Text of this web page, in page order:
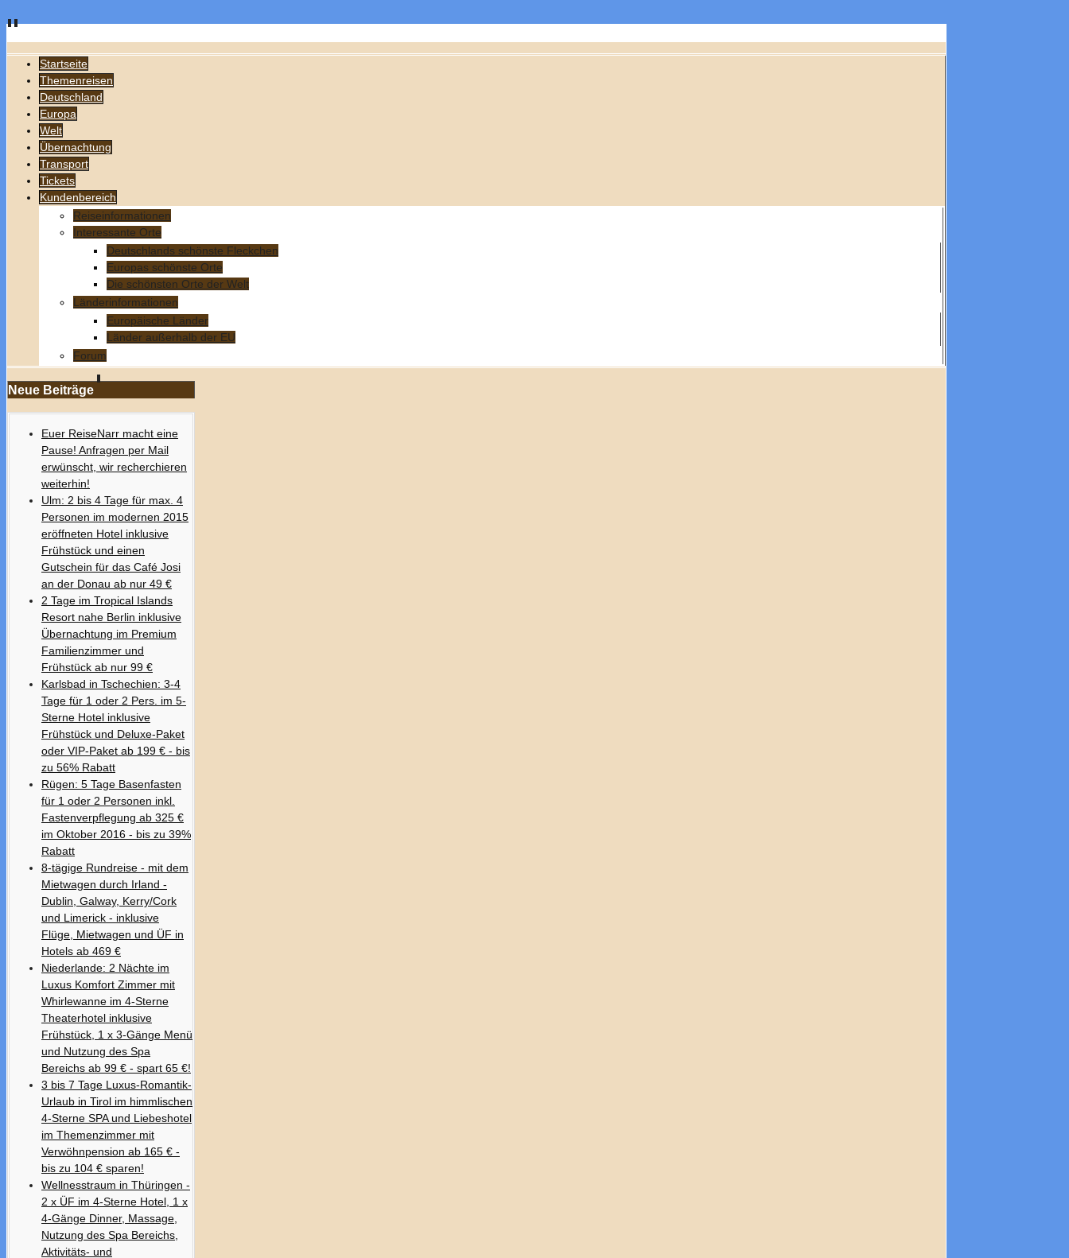
Startseite
Themenreisen
Deutschland
Europa
Welt
Übernachtung
Transport
Tickets
Kundenbereich
Reiseinformationen
Interessante Orte
Deutschlands schönste Fleckchen
Europas schönste Orte
Die schönsten Orte der Welt
Länderinformationen
Europäische Länder
Länder außerhalb der EU
Forum
Neue Beiträge
Euer ReiseNarr macht eine
Pause! Anfragen per Mail
erwünscht, wir recherchieren
weiterhin!
Ulm: 2 bis 4 Tage für max. 4
Personen im modernen 2015
eröffneten Hotel inklusive
Frühstück und einen
Gutschein für das Café Josi
an der Donau ab nur 49 €
2 Tage im Tropical Islands
Resort nahe Berlin inklusive
Übernachtung im Premium
Familienzimmer und
Frühstück ab nur 99 €
Karlsbad in Tschechien: 3-4
Tage für 1 oder 2 Pers. im 5-
Sterne Hotel inklusive
Frühstück und Deluxe-Paket
oder VIP-Paket ab 199 € - bis
zu 56% Rabatt
Rügen: 5 Tage Basenfasten
für 1 oder 2 Personen inkl.
Fastenverpflegung ab 325 €
im Oktober 2016 - bis zu 39%
Rabatt
8-tägige Rundreise - mit dem
Mietwagen durch Irland -
Dublin, Galway, Kerry/Cork
und Limerick - inklusive
Flüge, Mietwagen und ÜF in
Hotels ab 469 €
Niederlande: 2 Nächte im
Luxus Komfort Zimmer mit
Whirlewanne im 4-Sterne
Theaterhotel inklusive
Frühstück, 1 x 3-Gänge Menü
und Nutzung des Spa
Bereichs ab 99 € - spart 65 €!
3 bis 7 Tage Luxus-Romantik-
Urlaub in Tirol im himmlischen
4-Sterne SPA und Liebeshotel
im Themenzimmer mit
Verwöhnpension ab 165 € -
bis zu 104 € sparen!
Wellnesstraum in Thüringen -
2 x ÜF im 4-Sterne Hotel, 1 x
4-Gänge Dinner, Massage,
Nutzung des Spa Bereichs,
Aktivitäts- und